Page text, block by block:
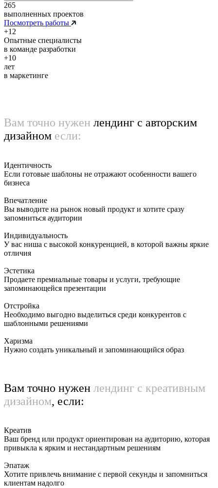
265
выполненных проектов
Посмотреть работы
+12
Опытные специалисты
в команде разработки
+10
лет
в маркетинге
Вам точно нужен лендинг с авторским
дизайном если:
Идентичность
Если готовые шаблоны не отражают особенности вашего
бизнеса
Впечатление
Вы выводите на рынок новый продукт и хотите сразу
запомниться аудитории
Индивидуальность
У вас ниша с высокой конкуренцией, в которой важны яркие
отличия
Эстетика
Продаете премиальные товары и услуги, требующие
запоминающейся презентации
Отстройка
Необходимо выгодно выделиться среди конкурентов с
шаблонными решениями
Харизма
Нужно создать уникальный и запоминающийся образ
Вам точно нужен лендинг с креативным
дизайном, если:
Креатив
Ваш бренд или продукт ориентирован на аудиторию, которая
привыкла к ярким и нестандартным решениям
Эпатаж
Хотите привлечь внимание с первой секунды и запомниться
клиентам надолго